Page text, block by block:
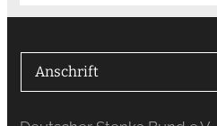
Anschrift